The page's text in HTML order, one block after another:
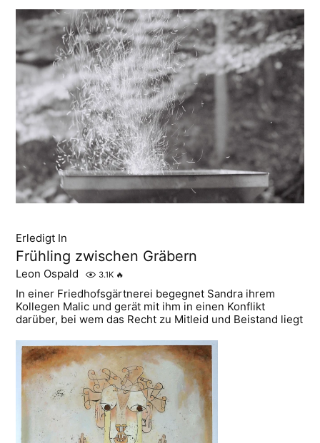
Erledigt In
Frühling zwischen Gräbern
Leon Ospald 3.1K 🔥
In einer Friedhofsgärtnerei begegnet Sandra ihrem
Kollegen Malic und gerät mit ihm in einen Konflikt
darüber, bei wem das Recht zu Mitleid und Beistand liegt